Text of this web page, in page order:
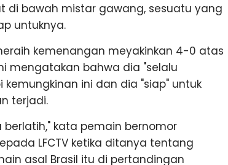
di bawah mistar gawang, sesuatu yang
untuknya.
kemenangan meyakinkan 4-0 atas
mengatakan bahwa dia "selalu
ini dan dia "siap" untuk
terjadi.
berlatih," kata pemain bernomor
LFCTV ketika ditanya tentang
asal Brasil itu di pertandingan